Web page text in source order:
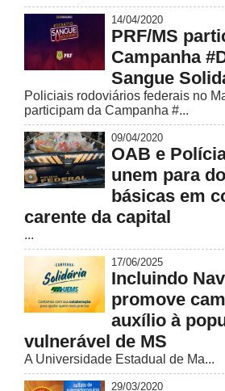
14/04/2020
PRF/MS
Campanha
Sangue
Policiais rodoviários federais no
participam da Campanha #...
09/04/2020
OAB e
unem para
básicas em
carente da capital
...
17/06/2025
Incluindo
promove
auxílio à
vulnerável de MS
A Universidade Estadual de Ma...
29/03/2020